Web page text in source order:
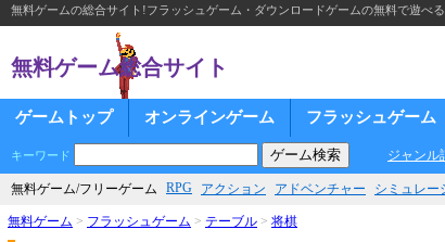
無料ゲームの総合サイト!フラッシュゲーム・ダウンロードゲームの無料で遊べ
無料ゲーム総合サイト
ゲームトップ オンラインゲーム フラッシュゲーム
キーワード ジャンル
無料ゲーム/フリーゲーム RPG アクション アドベンチャー シミュレー
無料ゲーム > フラッシュゲーム > テーブル > 将棋